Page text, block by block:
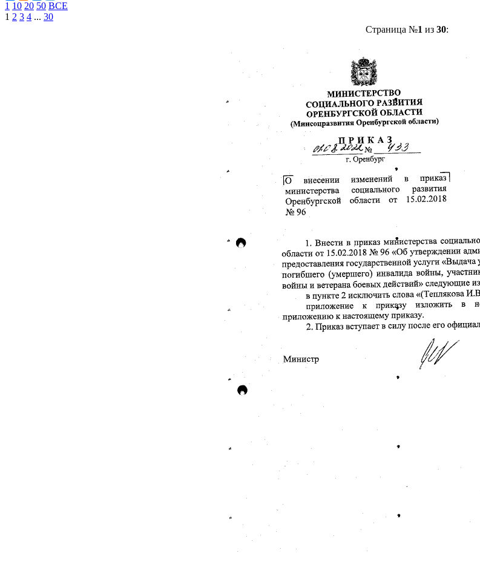
1 10 20 50 ВСЕ
1 2 3 4 ... 30
Страница №1 из 30: